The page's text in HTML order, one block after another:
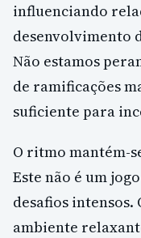
influenciando
desenvolvimento
Não estamos
de ramificações
suficiente para
O ritmo mantém-
Este não é um
desafios
ambiente